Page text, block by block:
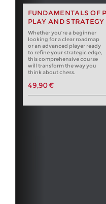
FUNDAMENTALS OF
PLAY AND STRATEGY
Whether you‘re a beginner
looking for a clear roadmap
or an advanced player ready
to refine your strategic edge,
this comprehensive course
will transform the way you
think about chess.
49,90 €